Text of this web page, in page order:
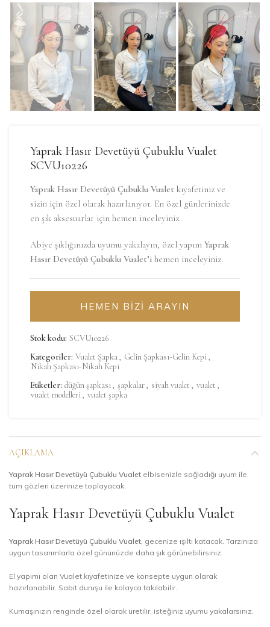
Yaprak Hasır Devetüyü Çubuklu Vualet
SCVU10226
Yaprak Hasır Devetüyü Çubuklu Vualet kıyafetiniz ve
sizin için özel olarak hazırlanıyor. En özel günlerinizde
en şık aksesuarlar için hemen inceleyiniz.
Abiye şıklığınızda uyumu yakalayın, özel yapım Yaprak
Hasır Devetüyü Çubuklu Vualet’i hemen inceleyiniz.
HEMEN BİZİ ARAYIN
Stok kodu: SCVU10226
Kategoriler: Vualet Şapka, Gelin Şapkası-Gelin Kepi,
Nikah Şapkası-Nikah Kepi
Etiketler: düğün şapkası, şapkalar, siyah vualet , vualet ,
vualet modelleri, vualet şapka
AÇIKLAMA
Yaprak Hasır Devetüyü Çubuklu Vualet elbisenizle sağladığı uyum ile
tüm gözleri üzerinize toplayacak.
Yaprak Hasır Devetüyü Çubuklu Vualet
Yaprak Hasır Devetüyü Çubuklu Vualet, gecenize ışıltı katacak. Tarzınıza
uygun tasarımlarla özel gününüzde daha şık görünebilirsiniz.
El yapımı olan Vualet kıyafetinize ve konsepte uygun olarak
hazırlanabilir. Sabit duruşu ile kolayca takılabilir.
Kumaşınızın renginde özel olarak üretilir, isteğiniz uyumu yakalarsınız.